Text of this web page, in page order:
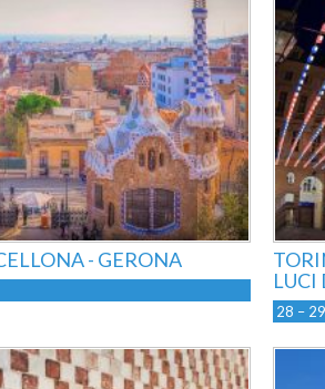
- GERONA
LUCI
28 –